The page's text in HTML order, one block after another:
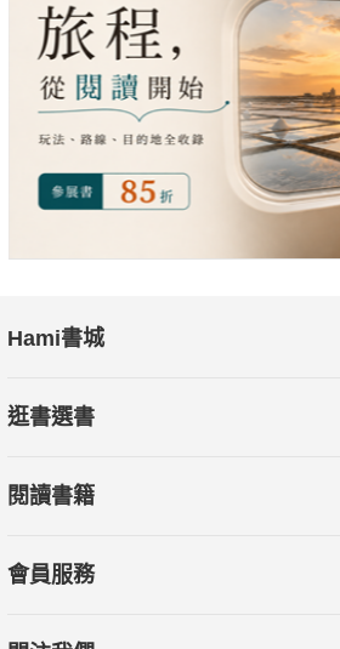
Hami書城
逛書選書
閱讀書籍
會員服務